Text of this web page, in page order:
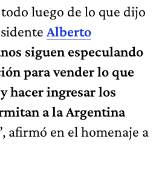
luego de lo que dijo
Alberto
siguen especulando
para vender lo que
hacer ingresar los
a la Argentina
afirmó en el homenaje a